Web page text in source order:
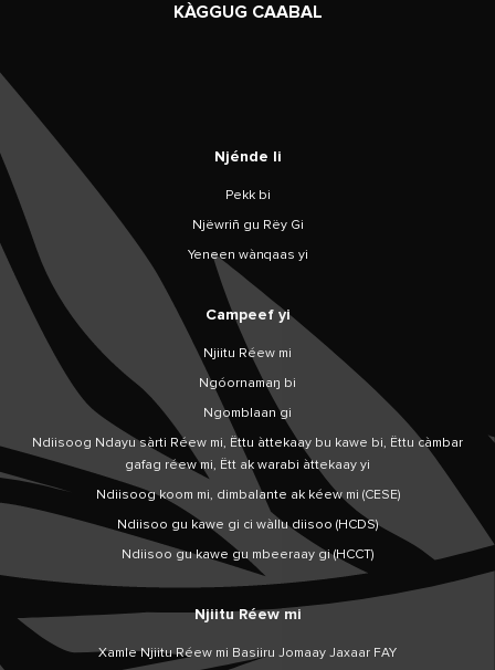
KÀGGUG CAABAL
Njénde li
Pekk bi
Njëwriñ gu Rëy Gi
Yeneen wànqaas yi
Campeef yi
Njiitu Réew mi
Ngóornamaŋ bi
Ngomblaan gi
Ndiisoog Ndayu sàrti Réew mi, Ëttu àttekaay bu kawe bi, Ëttu càmbar
gafag réew mi, Ëtt ak warabi àttekaay yi
Ndiisoog koom mi, dimbalante ak kéew mi (CESE)
Ndiisoo gu kawe gi ci wàllu diisoo (HCDS)
Ndiisoo gu kawe gu mbeeraay gi (HCCT)
Njiitu Réew mi
Xamle Njiitu Réew mi Basiiru Jomaay Jaxaar FAY